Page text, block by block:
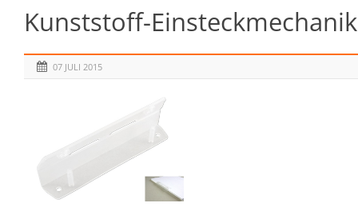
Kunststoff-
07 JULI 2015